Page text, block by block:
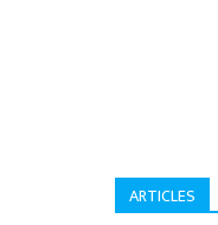
ARTICLES